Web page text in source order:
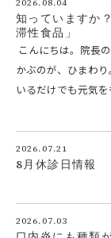
2026.08.04
知っていますか
滞性食品」
こんにちは。院長
かぶのが、ひまわ
いるだけでも元気
2026.07.21
8月休診日情報
2026.07.03